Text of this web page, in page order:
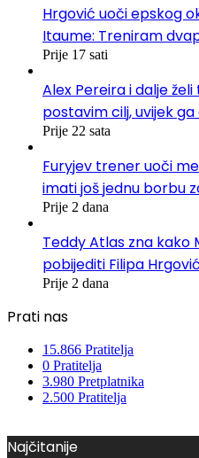
Hrgović uoči epskog
Itaume: Treniram
Prije 17 sati
Alex Pereira i dalje
postavim cilj, uvijek
Prije 22 sata
Furyjev trener uoči
imati još jednu borbu
Prije 2 dana
Teddy Atlas zna kako
pobijediti Filipa
Prije 2 dana
Prati nas
15.866 Pratitelja
0 Pratitelja
3.980 Pretplatnika
2.500 Pratitelja
Najčitanije